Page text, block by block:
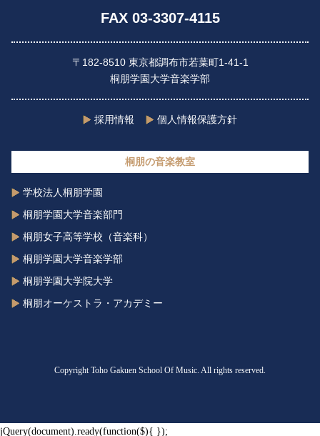
FAX 03-3307-4115
〒182-8510 東京都調布市若葉町1-41-1
桐朋学園大学音楽学部
採用情報 個人情報保護方針
桐朋の音楽教室
学校法人桐朋学園
桐朋学園大学音楽部門
桐朋女子高等学校（音楽科）
桐朋学園大学音楽学部
桐朋学園大学院大学
桐朋オーケストラ・アカデミー
Copyright Toho Gakuen School Of Music. All rights reserved.
jQuery(document).ready(function($){ });